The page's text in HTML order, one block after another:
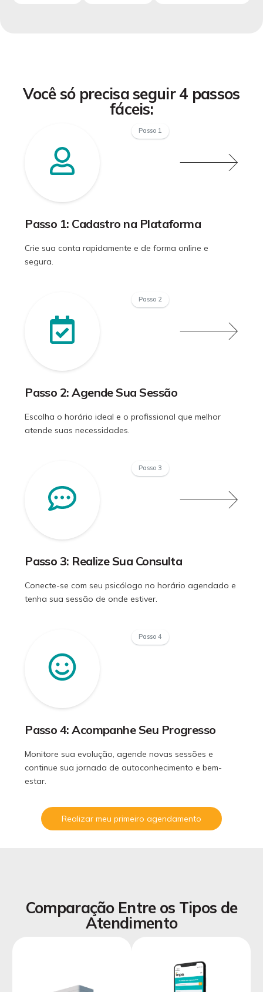
Você só precisa seguir 4 passos
fáceis:
Passo 1: Cadastro na Plataforma
Crie sua conta rapidamente e de forma online e
segura.
Passo 1
Passo 2: Agende Sua Sessão
Escolha o horário ideal e o profissional que melhor
atende suas necessidades.
Passo 2
Passo 3: Realize Sua Consulta
Conecte-se com seu psicólogo no horário agendado e
tenha sua sessão de onde estiver.
Passo 3
Passo 4: Acompanhe Seu Progresso
Monitore sua evolução, agende novas sessões e
continue sua jornada de autoconhecimento e bem-
estar.
Passo 4
Realizar meu primeiro agendamento
Comparação Entre os Tipos de
Atendimento